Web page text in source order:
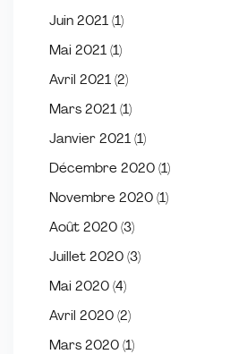
Juin 2021 (1)
Mai 2021 (1)
Avril 2021 (2)
Mars 2021 (1)
Janvier 2021 (1)
Décembre 2020 (1)
Novembre 2020 (1)
Août 2020 (3)
Juillet 2020 (3)
Mai 2020 (4)
Avril 2020 (2)
Mars 2020 (1)